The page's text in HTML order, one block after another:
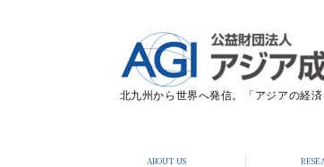
北九州から世界へ発信。「アジアの経
ABOUT US